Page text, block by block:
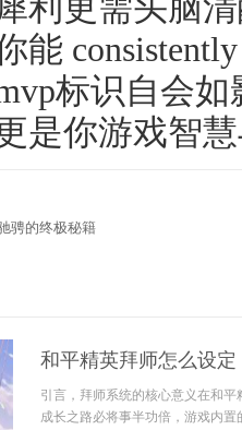
能
标识自会
是你游戏智
骋的终极秘籍
和平精英拜师怎么设
引言，拜师系统的核心意义在和
成长之路必将事半功倍，游戏内